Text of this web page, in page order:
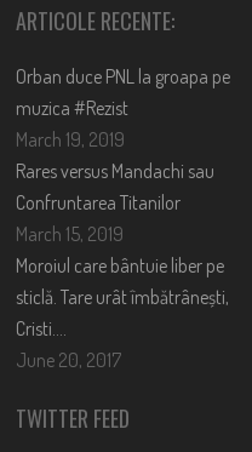
ARTICOLE RECENTE:
Orban duce PNL la groapa pe
muzica #Rezist
March 19, 2019
Rares versus Mandachi sau
Confruntarea Titanilor
March 15, 2019
Moroiul care bântuie liber pe
sticlă. Tare urât îmbătrânești,
Cristi….
June 20, 2017
TWITTER FEED